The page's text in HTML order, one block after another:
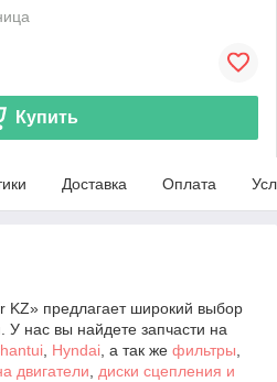
Купить
Доставка Оплата
предлагает широкий выбор
У нас вы найдете запчасти на
, Hyndai, а так же фильтры,
двигатели, диски сцепления и